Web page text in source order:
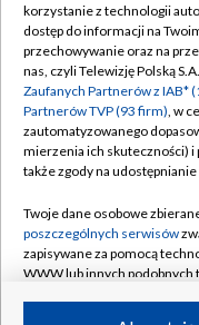
©2026 Telewizja
korzystanie z technologii
dostęp do informacji na
przechowywanie oraz na
nas, czyli Telewizję Polską
Zaufanych Partnerów z IAB*
Partnerów TVP (93 firm), w
zautomatyzowanego
mierzenia ich skuteczności) i
także zgody na
Twoje dane osobowe
poszczególnych serwisów
zapisywane za pomocą
WWW lub innych